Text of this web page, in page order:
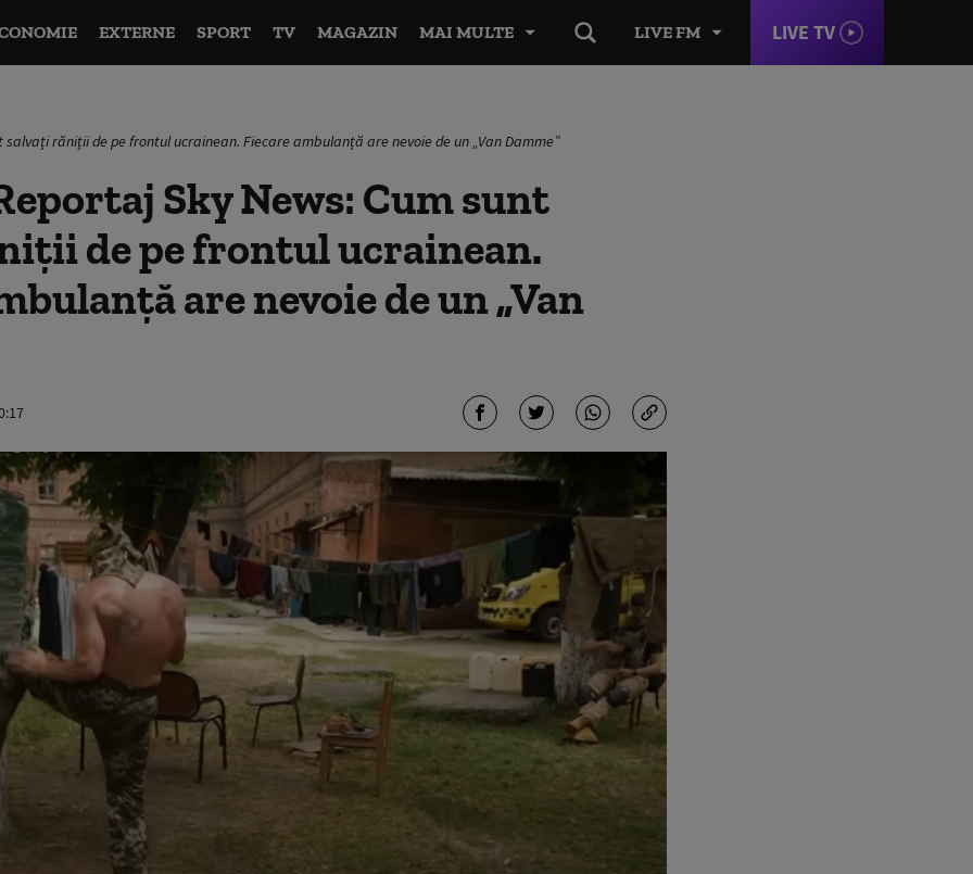
LIVE FM LIVE TV
EXTERNE SPORT TV MAGAZIN MAI MULTE
salvați răniții de pe frontul ucrainean. Fiecare ambulanță are nevoie de un „Van Damme”
Sky News: Cum sunt
de pe frontul ucrainean.
are nevoie de un „Van